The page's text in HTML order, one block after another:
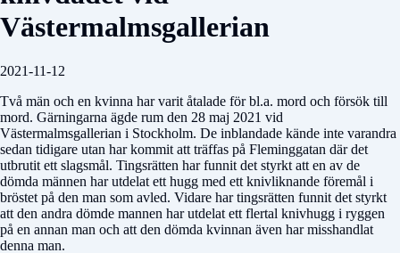
Västermalmsgallerian
2021-11-12
Två män och en kvinna har varit åtalade för bl.a. mord och försök till
mord. Gärningarna ägde rum den 28 maj 2021 vid
Västermalmsgallerian i Stockholm. De inblandade kände inte varandra
sedan tidigare utan har kommit att träffas på Fleminggatan där det
utbrutit ett slagsmål. Tingsrätten har funnit det styrkt att en av de
dömda männen har utdelat ett hugg med ett knivliknande föremål i
bröstet på den man som avled. Vidare har tingsrätten funnit det styrkt
att den andra dömde mannen har utdelat ett flertal knivhugg i ryggen
på en annan man och att den dömda kvinnan även har misshandlat
denna man.